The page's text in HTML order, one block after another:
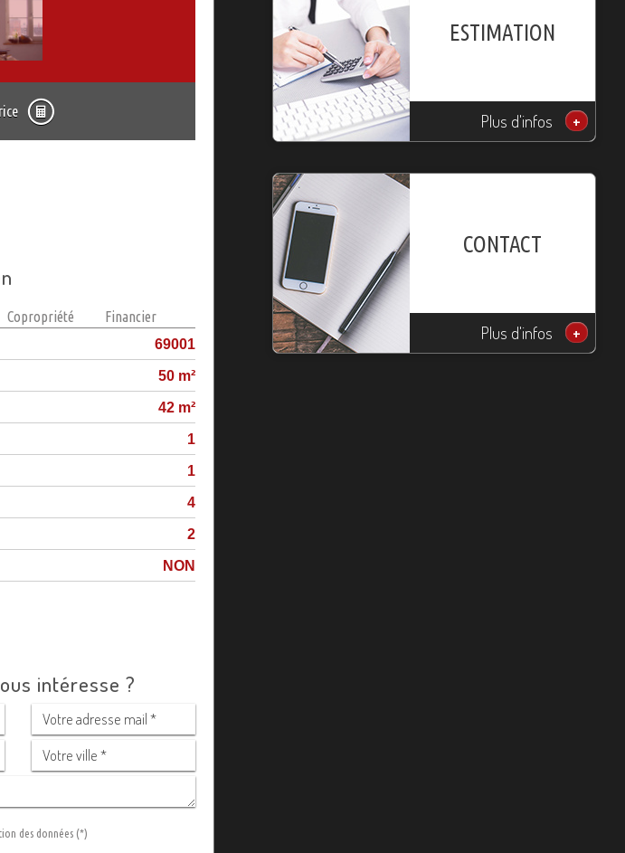
Copropriété
Financier
69001
50 m²
42 m²
1
1
4
2
NON
intéresse ?
des données (*)
ESTIMATION
Plus d'infos +
CONTACT
Plus d'infos +